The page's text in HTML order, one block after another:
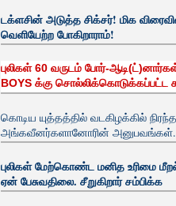
டக்ளசின் அடுத்த சிக்சர்! மிக
வெளியேற்ற போகிறாராம்!
புலிகள் 60 வருடம் போர்-
BOYS க்கு
கொடிய யுத்தத்தில் வடகிழக்கில்
அங்கவீனர்களானோரின் அனுபவங்கள்.
புலிகள் மேற்கொண்ட மனித உரிமை
ஏன் பேசுவதிலை. சீறுகிறார் சம்பிக்க